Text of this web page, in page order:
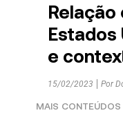
Relação
Estados
e
15/02/2023 Por